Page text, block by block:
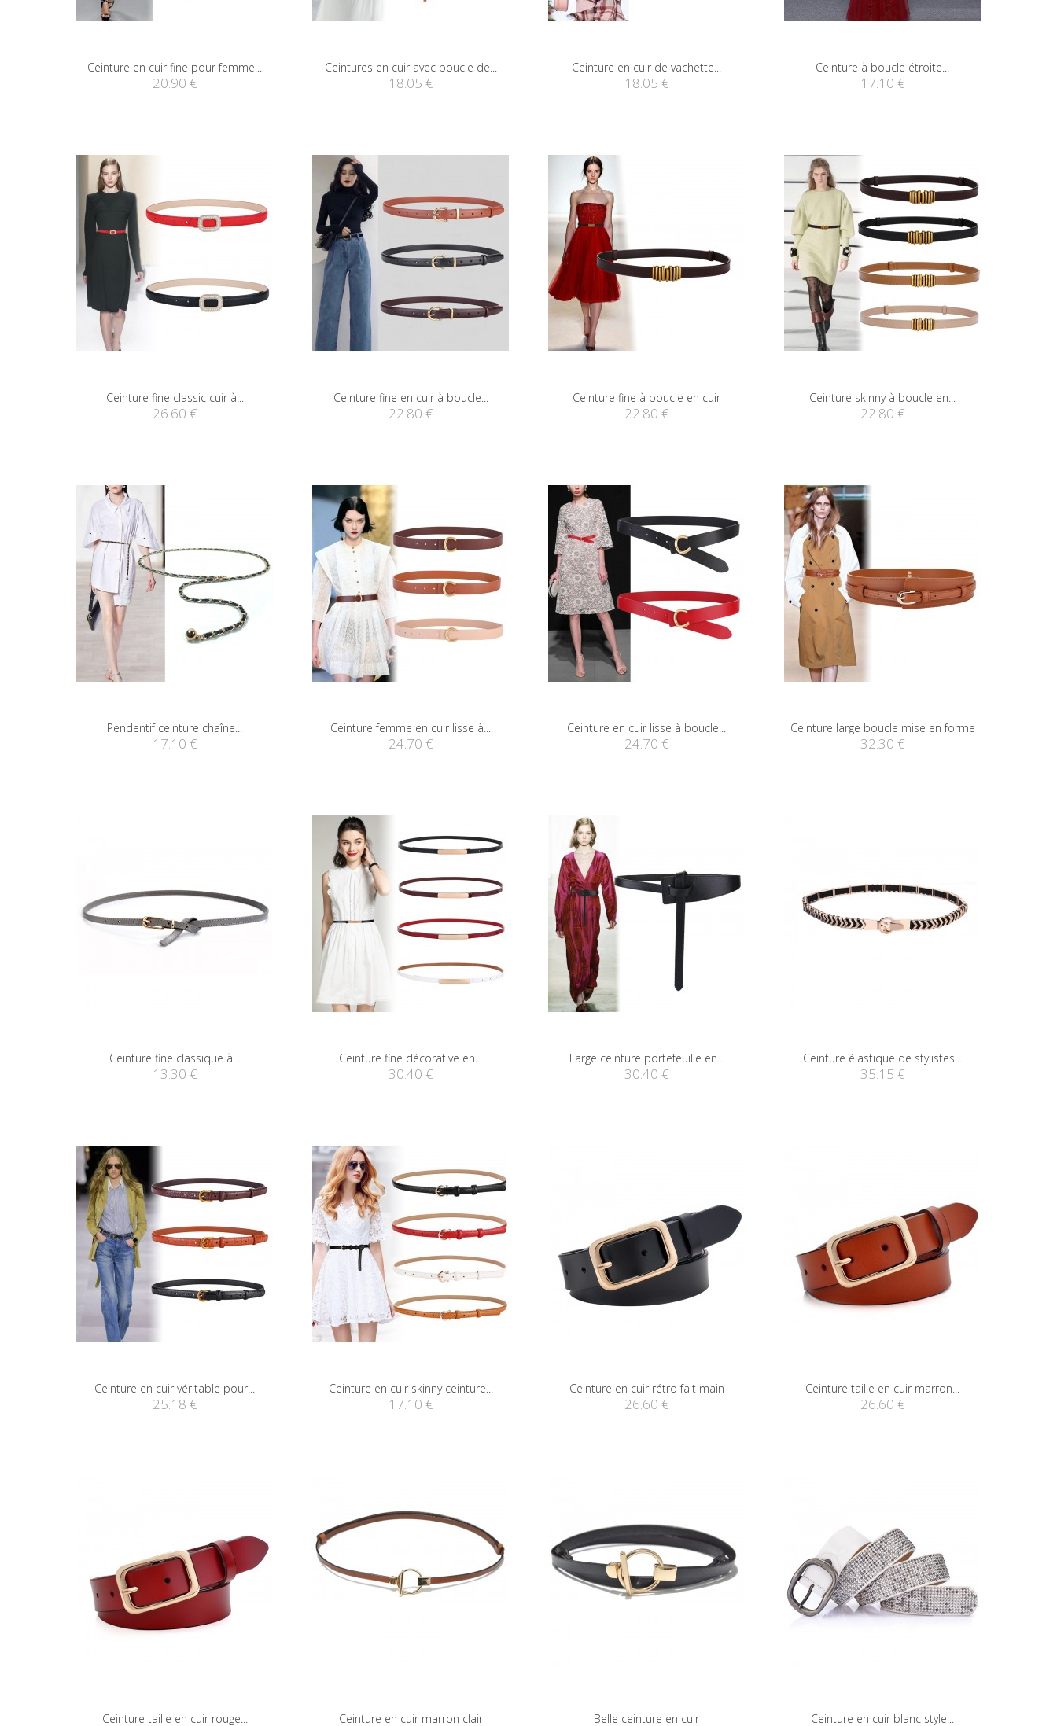
Ceinture en cuir fine pour femme...
20.90 €
Ceintures en cuir avec boucle de...
18.05 €
Ceinture en cuir de vachette...
18.05 €
Ceinture à boucle étroite...
17.10 €
Ceinture fine classic cuir à...
26.60 €
Ceinture fine en cuir à boucle...
22.80 €
Ceinture fine à boucle en cuir
22.80 €
Ceinture skinny à boucle en...
22.80 €
Pendentif ceinture chaîne...
17.10 €
Ceinture femme en cuir lisse à...
24.70 €
Ceinture en cuir lisse à boucle...
24.70 €
Ceinture large boucle mise en forme
32.30 €
Ceinture fine classique à...
13.30 €
Ceinture fine décorative en...
30.40 €
Large ceinture portefeuille en...
30.40 €
Ceinture élastique de stylistes...
35.15 €
Ceinture en cuir véritable pour...
25.18 €
Ceinture en cuir skinny ceinture...
17.10 €
Ceinture en cuir rétro fait main
26.60 €
Ceinture taille en cuir marron...
26.60 €
Ceinture taille en cuir rouge... Ceinture en cuir marron clair Belle ceinture en cuir Ceinture en cuir blanc style...